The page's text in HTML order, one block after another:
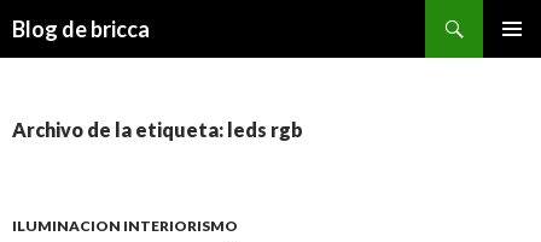
Blog de bricca
Archivo de la etiqueta: leds rgb
ILUMINACION INTERIORISMO